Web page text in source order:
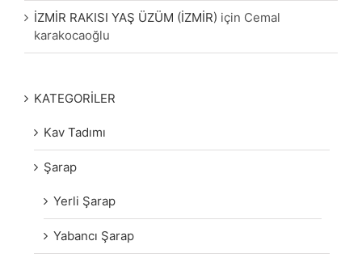
İZMİR RAKISI YAŞ ÜZÜM (İZMİR) için Cemal
karakocaoğlu
KATEGORİLER
Kav Tadımı
Şarap
Yerli Şarap
Yabancı Şarap